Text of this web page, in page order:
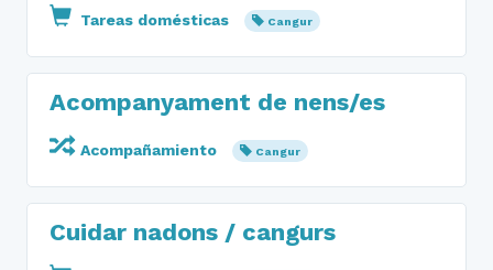
Tareas domésticas Cangur
Acompanyament de nens/es
Acompañamiento Cangur
Cuidar nadons / cangurs